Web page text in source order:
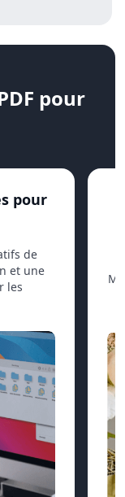
pour
pour
de
et une
les